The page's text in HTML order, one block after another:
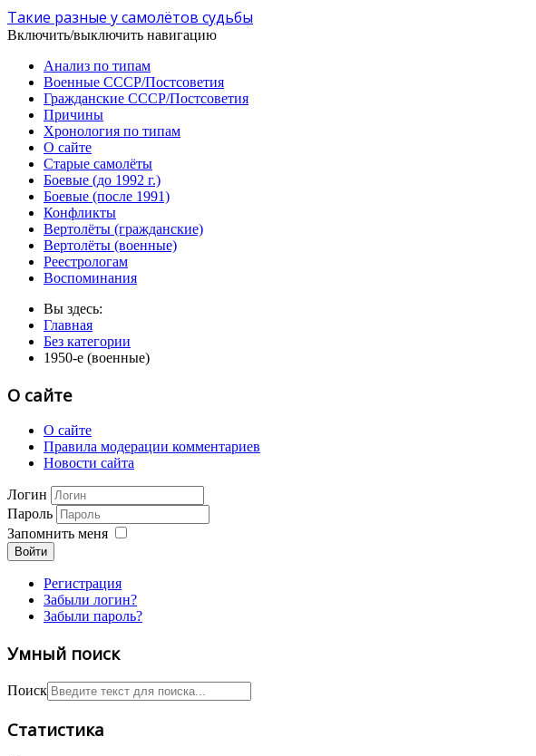
Такие разные у самолётов судьбы
Включить/выключить навигацию
Анализ по типам
Военные СССР/Постсоветия
Гражданские СССР/Постсоветия
Причины
Хронология по типам
О сайте
Старые самолёты
Боевые (до 1992 г.)
Боевые (после 1991)
Конфликты
Вертолёты (гражданские)
Вертолёты (военные)
Реестрологам
Воспоминания
Вы здесь:
Главная
Без категории
1950-е (военные)
О сайте
О сайте
Правила модерации комментариев
Новости сайта
Логин
Пароль
Запомнить меня
Войти
Регистрация
Забыли логин?
Забыли пароль?
Умный поиск
Поиск
Статистика